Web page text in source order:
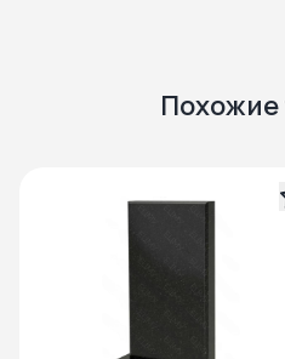
Похожие